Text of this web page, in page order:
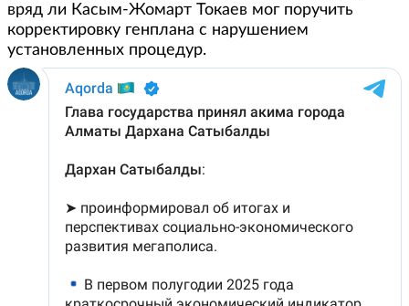
вряд ли Касым-Жомарт Токаев мог поручить
корректировку генплана с нарушением
установленных процедур.